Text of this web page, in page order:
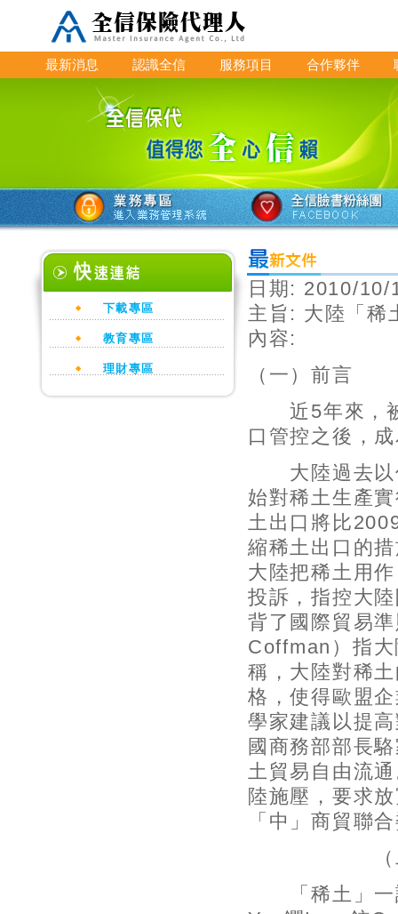
最新消息 認識全信 服務項目 合作夥伴
下載專區
教育專區
理財專區
日期: 2010/10/
主旨: 大陸「稀
內容:
（一）前言
近5年來，被
口管控之後，
大陸過去以
始對稀土生產
土出口將比
縮稀土出口的
大陸把稀土用
投訴，指控大
背了國際貿易
Coffman）指
稱，大陸對稀
格，使得歐盟
學家建議以提
國商務部部長
土貿易自由流
陸施壓，要求
「中」商貿聯
（二）大
「稀土」一